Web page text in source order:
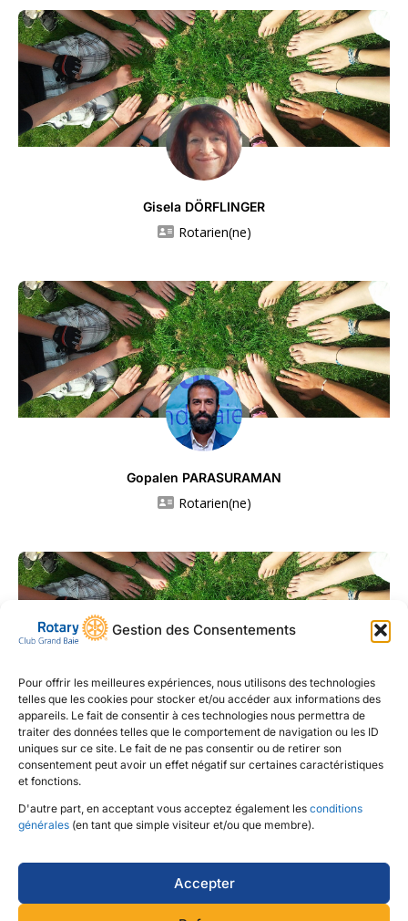
Gestion des Consentements
Pour offrir les meilleures expériences, nous utilisons des technologies
telles que les cookies pour stocker et/ou accéder aux informations des
appareils. Le fait de consentir à ces technologies nous permettra de
traiter des données telles que le comportement de navigation ou les ID
uniques sur ce site. Le fait de ne pas consentir ou de retirer son
consentement peut avoir un effet négatif sur certaines caractéristiques
et fonctions.
D'autre part, en acceptant vous acceptez également les conditions
générales (en tant que simple visiteur et/ou que membre).
Accepter
Gisela DÖRFLINGER
Rotarien(ne)
Gopalen PARASURAMAN
Rotarien(ne)
Mokshda PERTAUB
Rotarien(ne)
Affichage 28 - 34 sur 34 membres actifs
4